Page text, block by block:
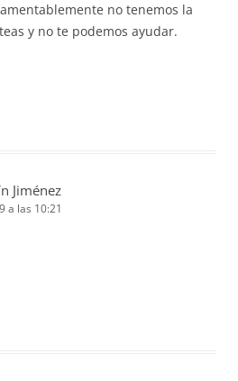
no tenemos la
y no te podemos ayudar.
Jiménez
a las 10:21